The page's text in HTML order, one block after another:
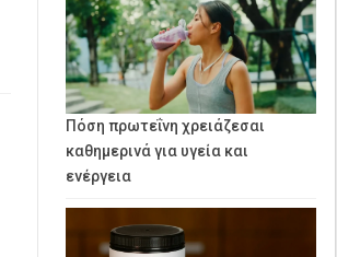
Πόση πρωτεΐνη χρειάζεσαι
καθημερινά για υγεία και
ενέργεια